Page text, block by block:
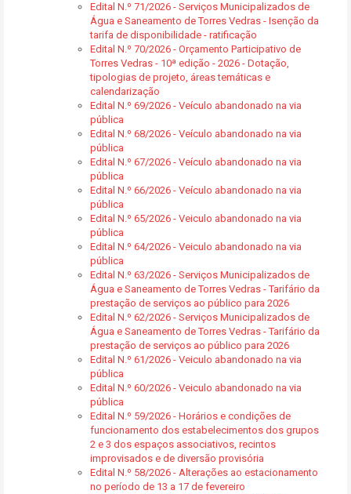
Edital N.º 71/2026 - Serviços Municipalizados de
Água e Saneamento de Torres Vedras - Isenção da
tarifa de disponibilidade - ratificação
Edital N.º 70/2026 - Orçamento Participativo de
Torres Vedras - 10ª edição - 2026 - Dotação,
tipologias de projeto, áreas temáticas e
calendarização
Edital N.º 69/2026 - Veículo abandonado na via
pública
Edital N.º 68/2026 - Veículo abandonado na via
pública
Edital N.º 67/2026 - Veículo abandonado na via
pública
Edital N.º 66/2026 - Veículo abandonado na via
pública
Edital N.º 65/2026 - Veiculo abandonado na via
pública
Edital N.º 64/2026 - Veiculo abandonado na via
pública
Edital N.º 63/2026 - Serviços Municipalizados de
Água e Saneamento de Torres Vedras - Tarifário da
prestação de serviços ao público para 2026
Edital N.º 62/2026 - Serviços Municipalizados de
Água e Saneamento de Torres Vedras - Tarifário da
prestação de serviços ao público para 2026
Edital N.º 61/2026 - Veiculo abandonado na via
pública
Edital N.º 60/2026 - Veiculo abandonado na via
pública
Edital N.º 59/2026 - Horários e condições de
funcionamento dos estabelecimentos dos grupos
2 e 3 dos espaços associativos, recintos
improvisados e de diversão provisória
Edital N.º 58/2026 - Alterações ao estacionamento
no período de 13 a 17 de fevereiro